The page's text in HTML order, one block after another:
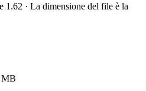
1.62 · La dimensione del file è la
MB